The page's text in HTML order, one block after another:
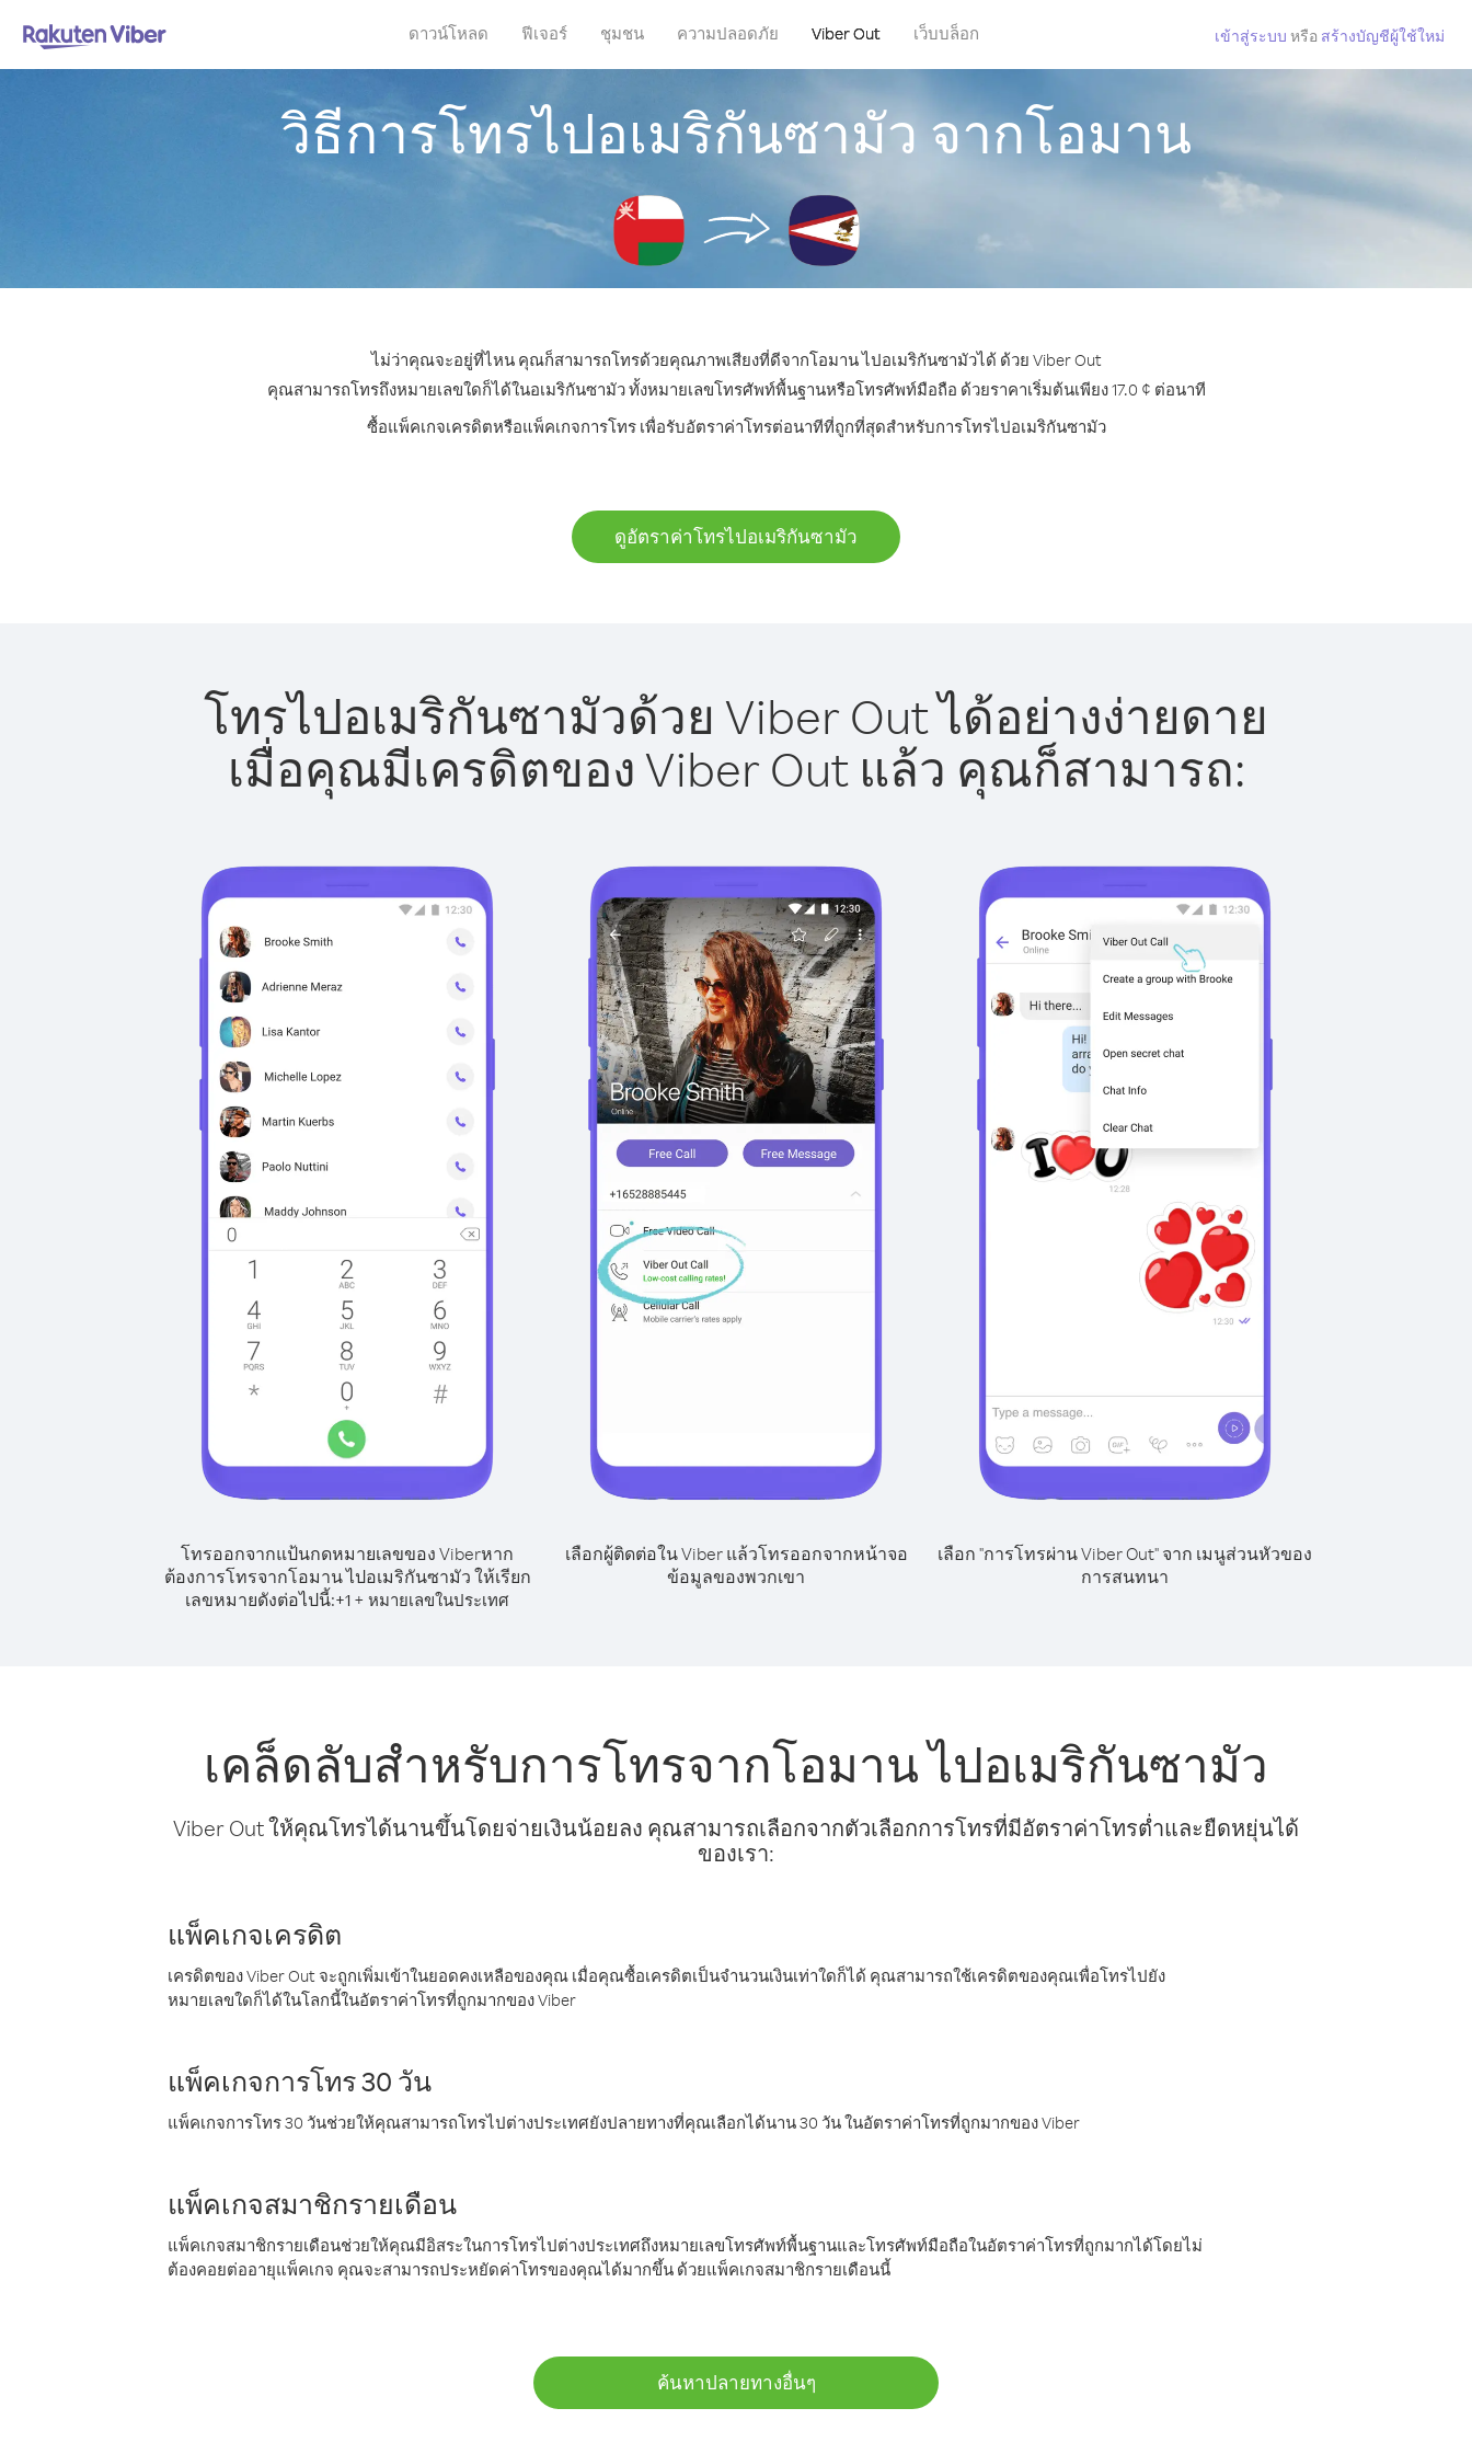
ดาวน์โหลด ฟีเจอร์ ชุมชน ความปลอดภัย Viber Out เว็บบล็อก เข้าสู่ระบบ หรือ สร้างบัญชีผู้ใช้ใหม่
วิธีการโทรไปอเมริกันซามัว จากโอมาน
ไม่ว่าคุณจะอยู่ที่ไหน คุณก็สามารถโทรด้วยคุณภาพเสียงที่ดีจากโอมาน ไปอเมริกันซามัวได้ ด้วย Viber Out
คุณสามารถโทรถึงหมายเลขใดก็ได้ในอเมริกันซามัว ทั้งหมายเลขโทรศัพท์พื้นฐานหรือโทรศัพท์มือถือ ด้วยราคาเริ่มต้นเพียง 17.0 ¢ ต่อนาที
ซื้อแพ็คเกจเครดิตหรือแพ็คเกจการโทร เพื่อรับอัตราค่าโทรต่อนาทีที่ถูกที่สุดสำหรับการโทรไปอเมริกันซามัว
ดูอัตราค่าโทรไปอเมริกันซามัว
โทรไปอเมริกันซามัวด้วย Viber Out ได้อย่างง่ายดาย
เมื่อคุณมีเครดิตของ Viber Out แล้ว คุณก็สามารถ:
โทรออกจากแป้นกดหมายเลขของ Viberหาก
ต้องการโทรจากโอมาน ไปอเมริกันซามัว ให้เรียก
เลขหมายดังต่อไปนี้:+1 + หมายเลขในประเทศ
เลือกผู้ติดต่อใน Viber แล้วโทรออกจากหน้าจอ
ข้อมูลของพวกเขา
เลือก "การโทรผ่าน Viber Out" จาก เมนูส่วนหัวของ
การสนทนา
เคล็ดลับสำหรับการโทรจากโอมาน ไปอเมริกันซามัว
Viber Out ให้คุณโทรได้นานขึ้นโดยจ่ายเงินน้อยลง คุณสามารถเลือกจากตัวเลือกการโทรที่มีอัตราค่าโทรต่ำและยืดหยุ่นได้
ของเรา:
แพ็คเกจเครดิต
เครดิตของ Viber Out จะถูกเพิ่มเข้าในยอดคงเหลือของคุณ เมื่อคุณซื้อเครดิตเป็นจำนวนเงินเท่าใดก็ได้ คุณสามารถใช้เครดิตของคุณเพื่อโทรไปยัง
หมายเลขใดก็ได้ในโลกนี้ในอัตราค่าโทรที่ถูกมากของ Viber
แพ็คเกจการโทร 30 วัน
แพ็คเกจการโทร 30 วันช่วยให้คุณสามารถโทรไปต่างประเทศยังปลายทางที่คุณเลือกได้นาน 30 วัน ในอัตราค่าโทรที่ถูกมากของ Viber
แพ็คเกจสมาชิกรายเดือน
แพ็คเกจสมาชิกรายเดือนช่วยให้คุณมีอิสระในการโทรไปต่างประเทศถึงหมายเลขโทรศัพท์พื้นฐานและโทรศัพท์มือถือในอัตราค่าโทรที่ถูกมากได้โดยไม่
ต้องคอยต่ออายุแพ็คเกจ คุณจะสามารถประหยัดค่าโทรของคุณได้มากขึ้น ด้วยแพ็คเกจสมาชิกรายเดือนนี้
ค้นหาปลายทางอื่นๆ